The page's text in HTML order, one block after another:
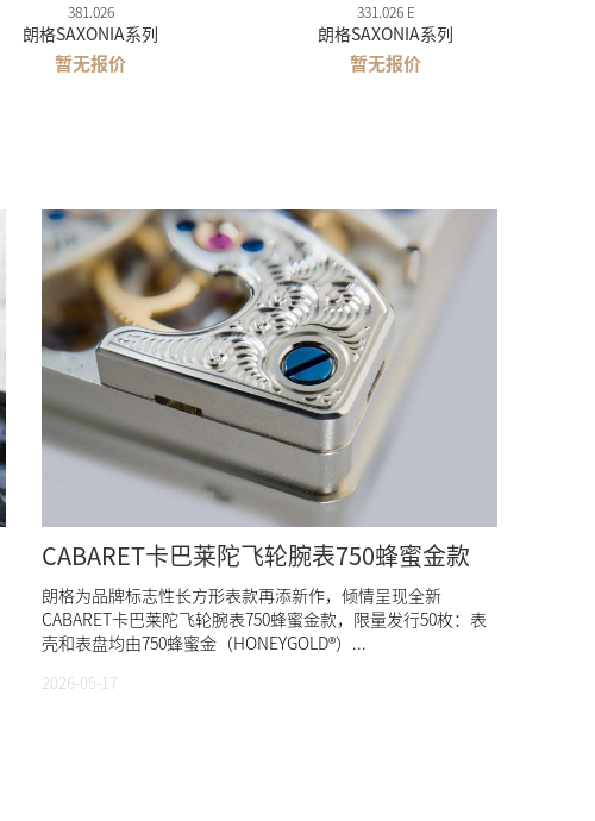
381.026
朗格SAXONIA系列
暂无报价
331.026 E
朗格SAXONIA系列
暂无报价
CABARET卡巴莱陀飞轮腕表750蜂蜜金款
朗格为品牌标志性长方形表款再添新作，倾情呈现全新
CABARET卡巴莱陀飞轮腕表750蜂蜜金款，限量发行50枚：表
壳和表盘均由750蜂蜜金（HONEYGOLD®）...
2026-05-17